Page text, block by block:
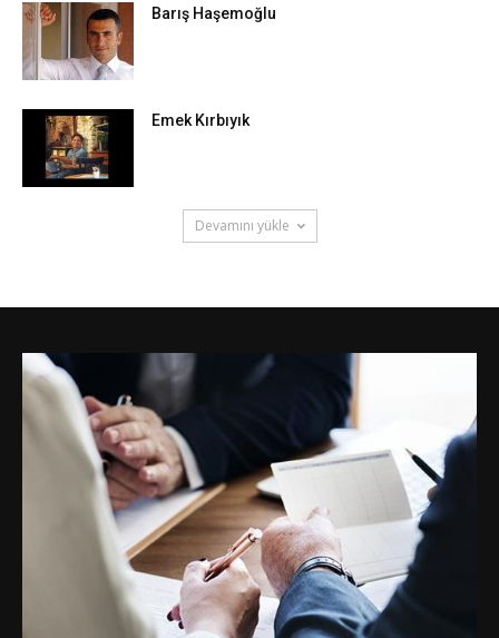
Barış Haşemoğlu
Emek Kırbıyık
Devamını yükle